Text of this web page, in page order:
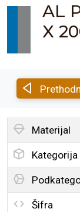
AL
X
Materijal
Kategorija
Šifra